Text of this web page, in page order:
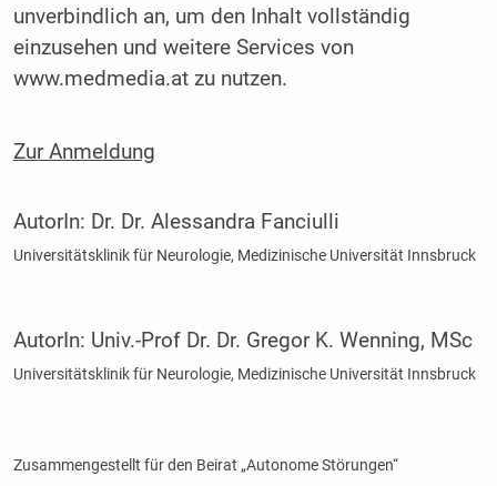
unverbindlich an, um den Inhalt vollständig
einzusehen und weitere Services von
www.medmedia.at zu nutzen.
Zur Anmeldung
AutorIn: Dr. Dr. Alessandra Fanciulli
Universitätsklinik für Neurologie, Medizinische Universität Innsbruck
AutorIn: Univ.-Prof Dr. Dr. Gregor K. Wenning, MSc
Universitätsklinik für Neurologie, Medizinische Universität Innsbruck
Zusammengestellt für den Beirat „Autonome Störungen“